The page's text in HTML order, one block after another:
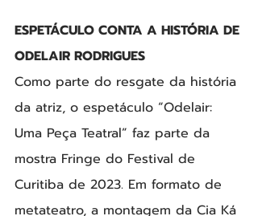
ESPETÁCULO CONTA A HISTÓRIA DE
ODELAIR RODRIGUES
Como parte do resgate da história
da atriz, o espetáculo “Odelair:
Uma Peça Teatral” faz parte da
mostra Fringe do Festival de
Curitiba de 2023. Em formato de
metateatro, a montagem da Cia Ká